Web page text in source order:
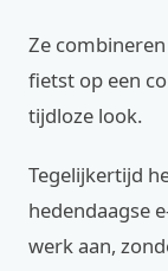
Ze
fietst op een
tijdloze look.
Tegelijkertijd
hedendaagse
werk aan,